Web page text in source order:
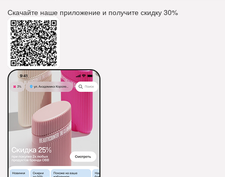
Скачайте наше приложение и получите скидку 30%